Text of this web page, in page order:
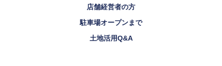
店舗経営者の方
駐車場オープンまで
土地活用Q&A